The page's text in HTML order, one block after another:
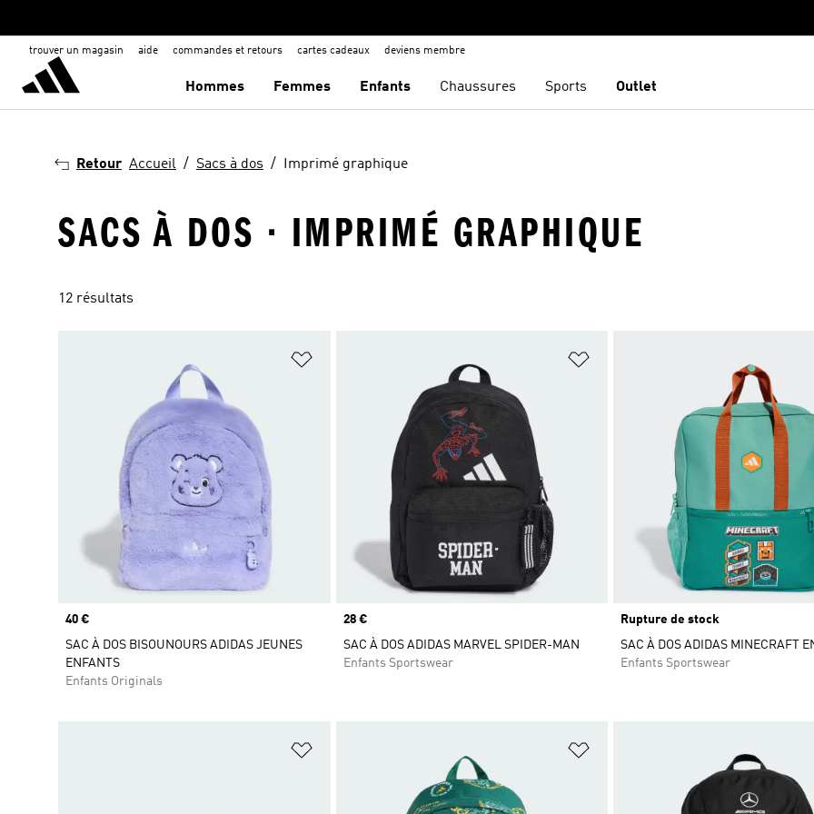
trouver un magasin aide commandes et retours cartes cadeaux deviens membre
Hommes Femmes Enfants Chaussures Sports Outlet
Retour Accueil Sacs à dos Imprimé graphique
SACS À DOS · IMPRIMÉ GRAPHIQUE
12 résultats
Prix
40 €
SAC À DOS BISOUNOURS ADIDAS JEUNES
ENFANTS
Enfants Originals
Prix
28 €
SAC À DOS ADIDAS MARVEL SPIDER-MAN
Enfants Sportswear
Rupture de stock
SAC À DOS ADIDAS MINECRAFT
Enfants Sportswear